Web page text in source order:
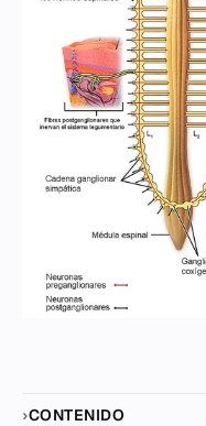
CONTENIDO